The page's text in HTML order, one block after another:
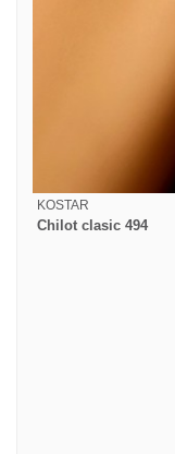
KOSTAR
Chilot clasic 494